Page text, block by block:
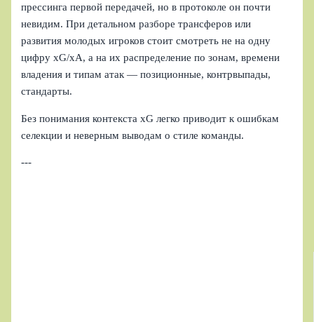
прессинга первой передачей, но в протоколе он почти
невидим. При детальном разборе трансферов или
развития молодых игроков стоит смотреть не на одну
цифру xG/xA, а на их распределение по зонам, времени
владения и типам атак — позиционные, контрвыпады,
стандарты.
Без понимания контекста xG легко приводит к ошибкам
селекции и неверным выводам о стиле команды.
---